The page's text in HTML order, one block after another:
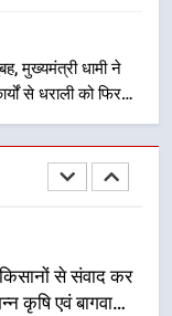
मुख्यमंत्री धामी ने
से धराली को फिर
कृषि एवं बागवानी
अधिक लाभ उठाने
ने देवभूमि से बुलंद
का संकल्प